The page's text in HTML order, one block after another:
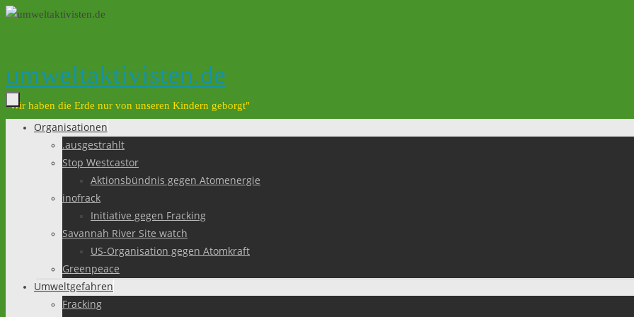
Zum
umweltaktivisten.de
"Wir haben die Erde nur von unseren Kindern geborgt"
Zum
Organisationen
.ausgestrahlt
Stop Westcastor
Aktionsbündnis gegen Atomenergie
inofrack
Initiative gegen Fracking
Savannah River Site watch
US-Organisation gegen Atomkraft
Greenpeace
Umweltgefahren
Fracking